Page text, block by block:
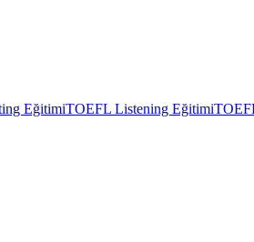
EğitimiTOEFL Listening Eğitimi